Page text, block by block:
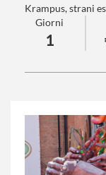
Krampus, strani
e pellicce, in una
nella notte dei
Trattamento
Giorni
1